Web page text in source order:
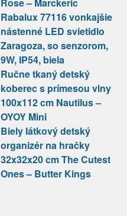
Rose – Marckeric
Rabalux 77116 vonkajšie
nástenné LED svietidlo
Zaragoza, so senzorom,
9W, IP54, biela
Ručne tkaný detský
koberec s prímesou vlny
100x112 cm Nautilus –
OYOY Mini
Biely látkový detský
organizér na hračky
32x32x20 cm The Cutest
Ones – Butter Kings